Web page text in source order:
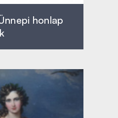
honlap